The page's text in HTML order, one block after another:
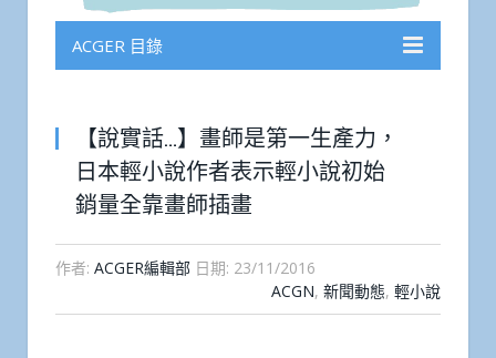
ACGER 目錄
【說實話…】畫師是第一生產力，
日本輕小說作者表示輕小說初始
銷量全靠畫師插畫
作者: ACGER編輯部 日期: 23/11/2016
ACGN, 新聞動態, 輕小說